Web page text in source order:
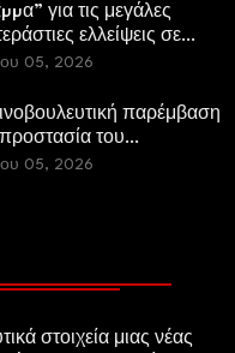
για τις μεγάλες
ελλείψεις σε
στην Πυροσβεστική και
05, 2026
παρέμβαση
του
και ιστορικού
05, 2026
στοιχεία μιας νέας